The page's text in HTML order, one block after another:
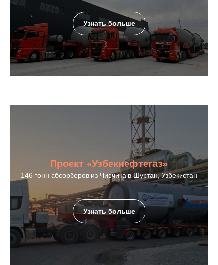
Узнать больше
Проект «Узбекнефтегаз»
146 тонн абсорберов из Чирчика в Шуртан, Узбекистан
Узнать больше